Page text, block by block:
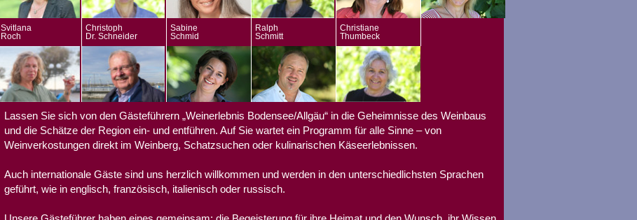
Svitlana
Roch
Christoph
Dr. Schneider
Sabine
Schmid
Ralph
Schmitt
Christiane
Thumbeck
Lassen Sie sich von den Gästeführern „Weinerlebnis Bodensee/Allgäu“ in die Geheimnisse des Weinbaus
und die Schätze der Region ein- und entführen. Auf Sie wartet ein Programm für alle Sinne – von
Weinverkostungen direkt im Weinberg, Schatzsuchen oder kulinarischen Käseerlebnissen.
Auch internationale Gäste sind uns herzlich willkommen und werden in den unterschiedlichsten Sprachen
geführt, wie in englisch, französisch, italienisch oder russisch.